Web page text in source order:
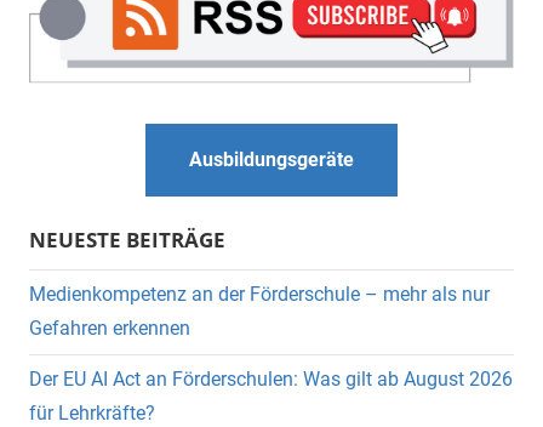
Ausbildungsgeräte
NEUESTE BEITRÄGE
Medienkompetenz an der Förderschule – mehr als nur
Gefahren erkennen
Der EU AI Act an Förderschulen: Was gilt ab August 2026
für Lehrkräfte?